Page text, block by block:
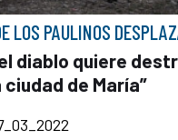
LOS PAULINOS
diablo quiere
de María”